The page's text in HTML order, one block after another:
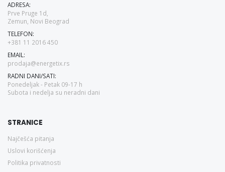
ADRESA:
Prve Pruge 1d,
Zemun, Novi Beograd
TELEFON:
+381 11 2016 450
EMAIL:
prodaja@energetix.rs
RADNI DANI/SATI:
Ponedeljak - Petak 09-17 h
Subota i nedelja su neradni dani
STRANICE
Najčešća pitanja
Uslovi korišćenja
Politika privatnosti